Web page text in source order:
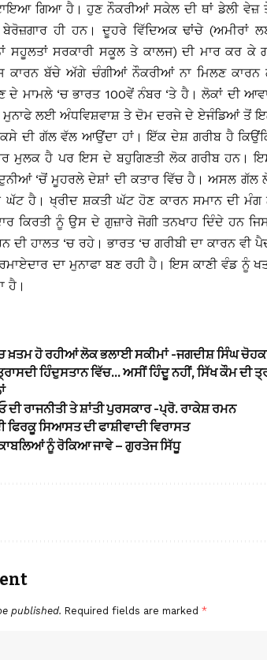
ਗਿਆ ਹੈ। ਹੁਣ ਨੌਕਰੀਆਂ ਸਕੇਲ ਦੀ ਥਾਂ ਡੇਲੀ ਵੇਜ਼
ਹੀ ਹਨ। ਦੂਹਰੇ ਵਿੱਦਿਅਕ ਢਾਂਚੇ (ਅਮੀਰਾਂ
ਸਹੂਲਤਾਂ ਸਰਕਾਰੀ ਸਕੂਲ ਤੇ ਕਾਲਜ) ਦੀ ਮਾਰ ਕਰ
ਕਾਰਨ ਬੱਚੇ ਅੱਗੇ ਚੰਗੀਆਂ ਨੌਕਰੀਆਂ ਨਾ ਮਿਲਣ ਕਾਰਨ
ਮਾਮਲੇ ‘ਚ ਭਾਰਤ 100ਵੇਂ ਨੰਬਰ ‘ਤੇ ਹੈ। ਲੋਕਾਂ ਦੀ
ਮੁਨਾਫੇ ਲਈ ਅੰਧਵਿਸ਼ਵਾਸ਼ ਤੇ ਦੋਮ ਦਰਜੇ ਦੇ ਏਜੰਡਿਆਂ ਤੋਂ
ਦੀ ਗੱਲ ਵੱਲ ਆਉਂਦਾ ਹਾਂ। ਇੱਕ ਦੇਸ਼ ਗਰੀਬ ਹੈ
ਮੁਲਕ ਹੈ ਪਰ ਇਸ ਦੇ ਬਹੁਗਿਣਤੀ ਲੋਕ ਗਰੀਬ ਹਨ।
‘ਚੋਂ ਮੂਹਰਲੇ ਦੇਸ਼ਾਂ ਦੀ ਕਤਾਰ ਵਿੱਚ ਹੈ। ਅਸਲ
ਘੱਟ ਹੈ। ਖ੍ਰੀਦ ਸ਼ਕਤੀ ਘੱਟ ਹੋਣ ਕਾਰਨ ਸਮਾਨ ਦੀ
ਕਿਰਤੀ ਨੂੰ ਉਸ ਦੇ ਗੁਜ਼ਾਰੇ ਜੋਗੀ ਤਨਖਾਹ ਦਿੰਦੇ ਹਨ
ਦੀ ਹਾਲਤ ‘ਚ ਰਹੇ। ਭਾਰਤ ‘ਚ ਗਰੀਬੀ ਦਾ ਕਾਰਨ
ਦਾ ਮੁਨਾਫਾ ਬਣ ਰਹੀ ਹੈ। ਇਸ ਕਾਣੀ ਵੰਡ ਨੂੰ
ਹੈ।
ਖ਼ਤਮ ਹੋ ਰਹੀਆਂ ਲੋਕ ਭਲਾਈ ਸਕੀਮਾਂ -ਜਗਦੀਸ਼ ਸਿੰਘ
ਹਿੰਦੁਸਤਾਨ ਵਿੱਚ… ਅਸੀਂ ਹਿੰਦੂ ਨਹੀਂ, ਸਿੱਖ ਕੌਮ ਦੀ
ਦੀ ਰਾਜਨੀਤੀ ਤੇ ਸ਼ਾਂਤੀ ਪੁਰਸਕਾਰ -ਪ੍ਰੋ. ਰਾਕੇਸ਼ ਰਮਨ
ਫਿਰਕੂ ਸਿਆਸਤ ਦੀ ਫਾਸ਼ੀਵਾਦੀ ਵਿਰਾਸਤ
ਨੂੰ ਰੋਕਿਆ ਜਾਵੇ – ਗੁਰਤੇਜ ਸਿੱਧੂ
published. Required fields are marked *